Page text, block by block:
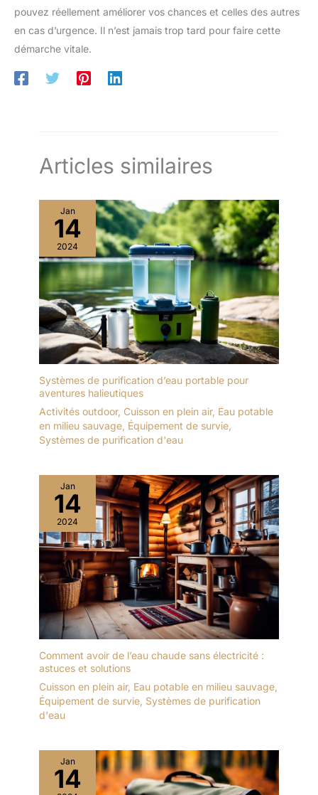
pouvez réellement améliorer vos chances et celles des autres
en cas d’urgence. Il n’est jamais trop tard pour faire cette
démarche vitale.
Articles similaires
Jan
14
2024
Systèmes de purification d’eau portable pour
aventures halieutiques
Activités outdoor, Cuisson en plein air, Eau potable
en milieu sauvage, Équipement de survie,
Systèmes de purification d'eau
Jan
14
2024
Comment avoir de l’eau chaude sans électricité :
astuces et solutions
Cuisson en plein air, Eau potable en milieu sauvage,
Équipement de survie, Systèmes de purification
d'eau
Jan
14